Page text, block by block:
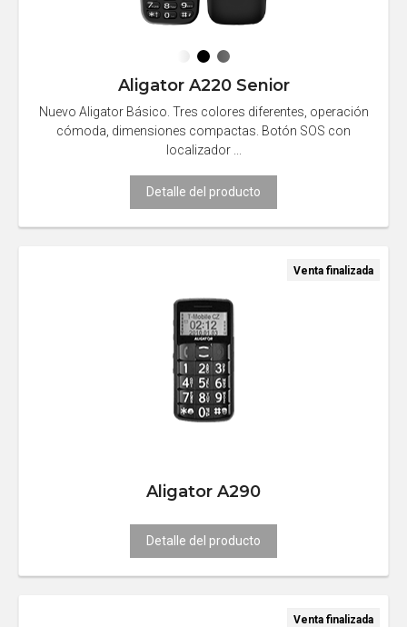
Aligator A220 Senior
Nuevo Aligator Básico. Tres colores diferentes, operación
cómoda, dimensiones compactas. Botón SOS con
localizador ...
Detalle del producto
Venta finalizada
Aligator A290
Detalle del producto
Venta finalizada